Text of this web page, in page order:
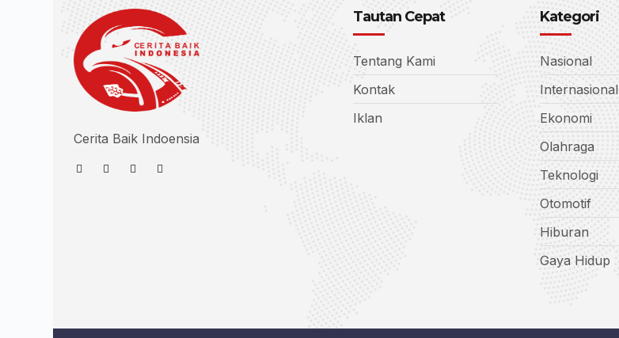
Cerita Baik Indoensia
Tautan Cepat
Tentang Kami
Kontak
Iklan
Kategori
Nasional
Internasional
Ekonomi
Olahraga
Teknologi
Otomotif
Hiburan
Gaya Hidup